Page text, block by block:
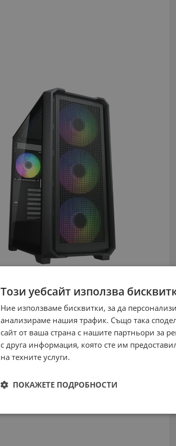
Този уебсайт използва
Ние използваме бисквитки, за да
анализираме нашия трафик. Също така
сайт от ваша страна с нашите партньори за
с друга информация, която сте им
на техните услуги.
ПОКАЖЕТЕ ПОДРОБНОСТИ